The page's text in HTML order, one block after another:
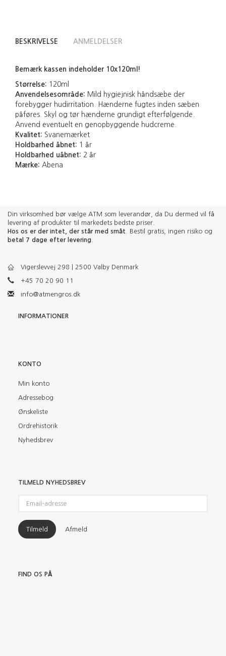
BESKRIVELSE ANMELDELSER
Bemærk kassen indeholder 10x120ml!
Størrelse: 120ml
Anvendelsesområde: Mild hygiejnisk håndsæbe der
forebygger hudirritation. Hænderne fugtes inden sæben
påføres. Skyl og tør hænderne grundigt efterfølgende.
Anvend eventuelt en genopbyggende hudcreme.
Kvalitet: Svanemærket
Holdbarhed åbnet: 1 år
Holdbarhed uåbnet: 2 år
Mærke: Abena
Din virksomhed bør vælge ATM som leverandør, da Du dermed vil få
levering af produkter til markedets bedste priser.
Hos os er der intet, der står med småt . Bestil gratis, ingen risiko og
betal 7 dage efter levering
Vigerslevvej 298 | 2500 Valby Denmark
+45 70 20 90 11
info@atmengros.dk
INFORMATIONER
KONTO
Min konto
Adressebog
Ønskeliste
Ordrehistorik
Nyhedsbrev
TILMELD NYHEDSBREV
adresse
Tilmeld Afmeld
FIND OS PÅ